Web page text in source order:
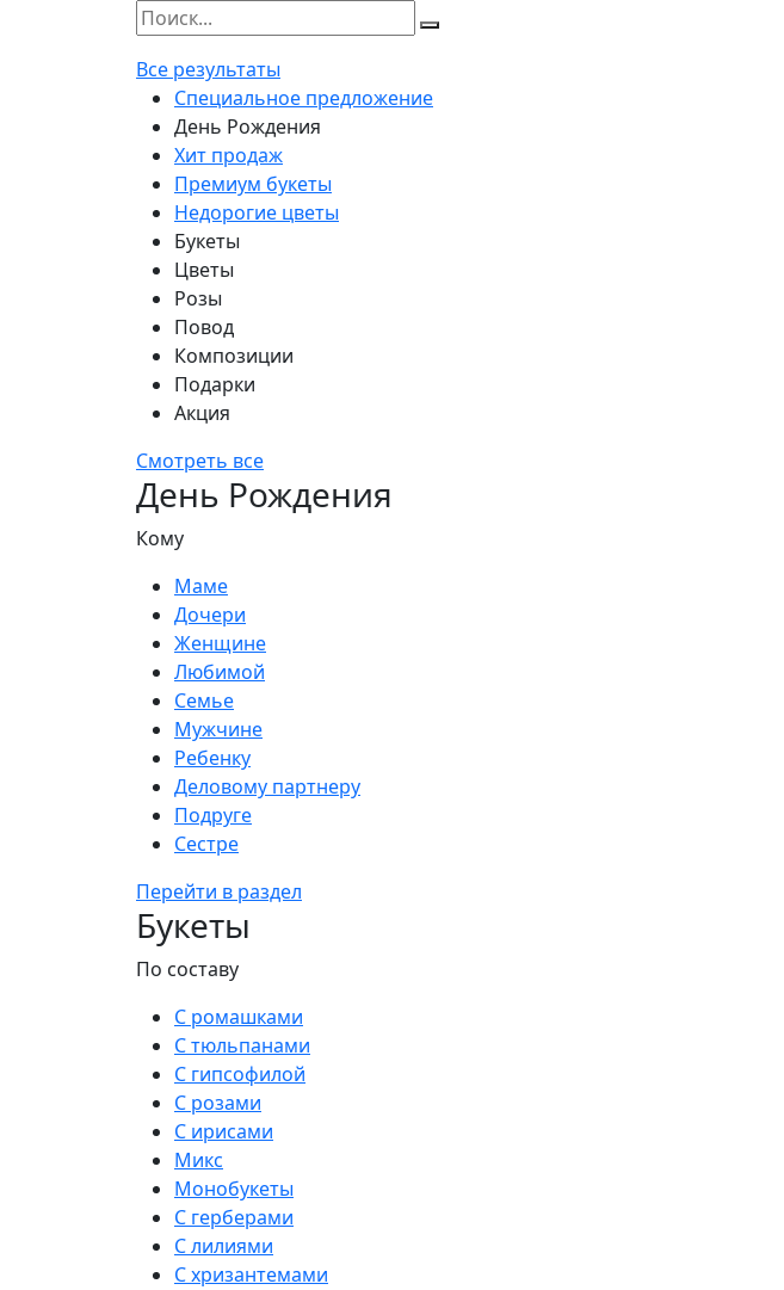
Все результаты
Специальное предложение
День Рождения
Хит продаж
Премиум букеты
Недорогие цветы
Букеты
Цветы
Розы
Повод
Композиции
Подарки
Акция
Смотреть все
День Рождения
Кому
Маме
Дочери
Женщине
Любимой
Семье
Мужчине
Ребенку
Деловому партнеру
Подруге
Сестре
Перейти в раздел
Букеты
По составу
С ромашками
С тюльпанами
С гипсофилой
С розами
С ирисами
Микс
Монобукеты
С герберами
С лилиями
С хризантемами